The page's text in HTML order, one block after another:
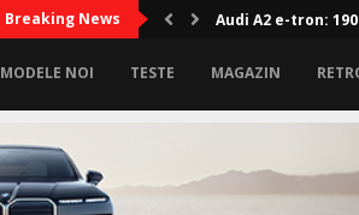
Breaking News Audi A2 e-tron:
MODELE NOI TESTE MAGAZIN